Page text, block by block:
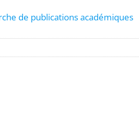
de publications académiques